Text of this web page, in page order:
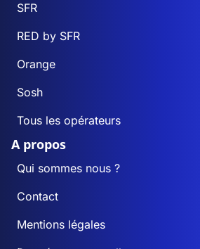
SFR
RED by SFR
Orange
Sosh
Tous les opérateurs
A propos
Qui sommes nous ?
Contact
Mentions légales